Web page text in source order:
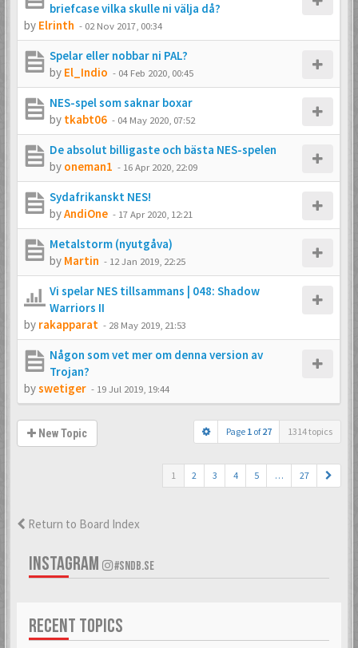
briefcase vilka skulle ni välja då?
by Elrinth - 02 Nov 2017, 00:34
Spelar eller nobbar ni PAL?
by El_Indio - 04 Feb 2020, 00:45
NES-spel som saknar boxar
by tkabt06 - 04 May 2020, 07:52
De absolut billigaste och bästa NES-spelen
by oneman1 - 16 Apr 2020, 22:09
Sydafrikanskt NES!
byAndiOne - 17 Apr 2020, 12:21
Metalstorm (nyutgåva)
by Martin - 12 Jan 2019, 22:25
Vi spelar NES tillsammans | 048: Shadow
Warriors II
by rakapparat - 28 May 2019, 21:53
Någon som vet mer om denna version av
Trojan?
byswetiger - 19 Jul 2019, 19:44
New Topic Page 1 of27 1314 topics
1 2 3 4 5 … 27
Return to Board Index
INSTAGRAM #SNDB.SE
RECENT TOPICS